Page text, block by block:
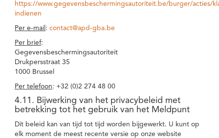
https://www.gegevensbeschermingsautoriteit.be/burger/acties/
indienen
Per e-mail : contact@apd-gba.be
Per brief:
Gegevensbeschermingsautoriteit
Drukpersstraat 35
1000 Brussel
Per telefoon: +32 (0)2 274 48 00
4.11. Bijwerking van het privacybeleid met
betrekking tot het gebruik van het Meldpunt
Dit beleid kan van tijd tot tijd worden bijgewerkt. U kunt op
elk moment de meest recente versie op onze website